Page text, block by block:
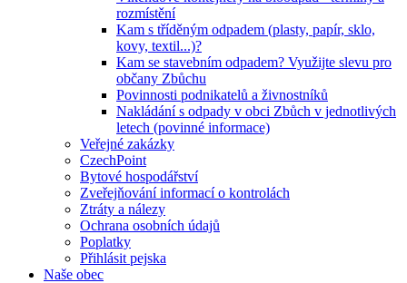
rozmístění
Kam s tříděným odpadem (plasty, papír, sklo,
kovy, textil...)?
Kam se stavebním odpadem? Využijte slevu pro
občany Zbůchu
Povinnosti podnikatelů a živnostníků
Nakládání s odpady v obci Zbůch v jednotlivých
letech (povinné informace)
Veřejné zakázky
CzechPoint
Bytové hospodářství
Zveřejňování informací o kontrolách
Ztráty a nálezy
Ochrana osobních údajů
Poplatky
Přihlásit pejska
Naše obec